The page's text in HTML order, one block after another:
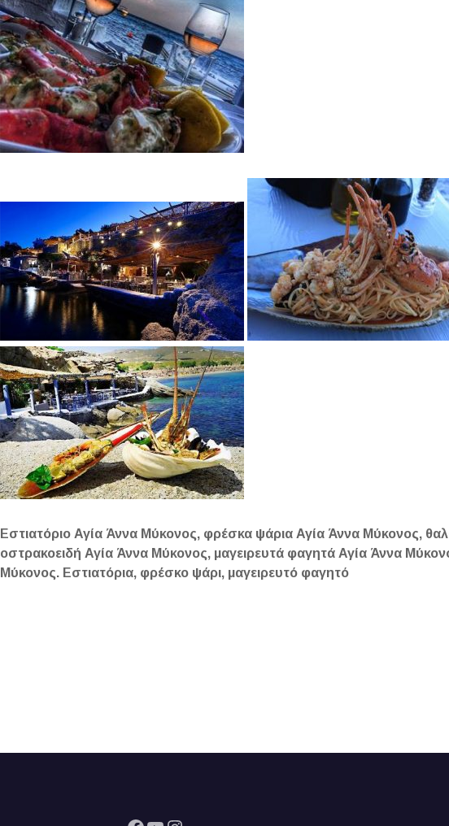
Εστιατόριο Αγία Άννα Μύκονος, φρέσκα ψάρια Αγία Άννα Μύκονος,
οστρακοειδή Αγία Άννα Μύκονος, μαγειρευτά φαγητά Αγία Άννα
Μύκονος. Εστιατόρια, φρέσκο ψάρι, μαγειρευτό φαγητό